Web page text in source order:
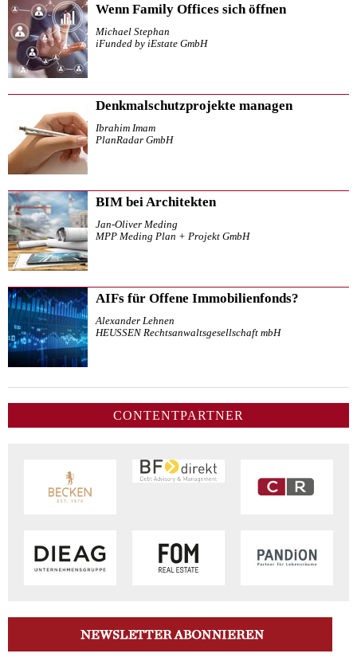
Wenn Family Offices sich öffnen
Michael Stephan
iFunded by iEstate GmbH
Denkmalschutzprojekte managen
Ibrahim Imam
PlanRadar GmbH
BIM bei Architekten
Jan-Oliver Meding
MPP Meding Plan + Projekt GmbH
AIFs für Offene Immobilienfonds?
Alexander Lehnen
HEUSSEN Rechtsanwaltsgesellschaft mbH
CONTENTPARTNER